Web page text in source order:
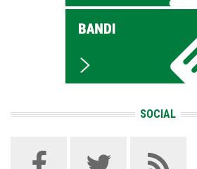
SOCIAL